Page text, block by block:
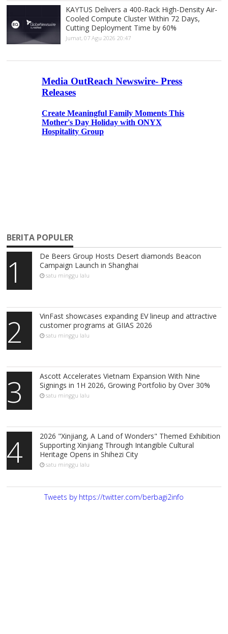
KAYTUS Delivers a 400-Rack High-Density Air-
Cooled Compute Cluster Within 72 Days,
Cutting Deployment Time by 60%
Jumat, 07 Agu 2026 20:47
BERITA POPULER
1
De Beers Group Hosts Desert diamonds Beacon
Campaign Launch in Shanghai
satu minggu lalu
2
VinFast showcases expanding EV lineup and attractive
customer programs at GIIAS 2026
satu minggu lalu
3
Ascott Accelerates Vietnam Expansion With Nine
Signings in 1H 2026, Growing Portfolio by Over 30%
satu minggu lalu
4
2026 "Xinjiang, A Land of Wonders" Themed Exhibition
Supporting Xinjiang Through Intangible Cultural
Heritage Opens in Shihezi City
satu minggu lalu
Tweets by https://twitter.com/berbagi2info